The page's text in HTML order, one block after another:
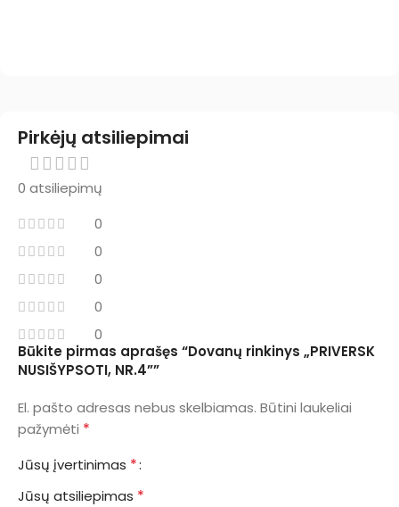
Pirkėjų atsiliepimai
0 atsiliepimų
0
0
0
0
0
Būkite pirmas aprašęs “Dovanų rinkinys „PRIVERSK
NUSIŠYPSOTI, NR.4””
El. pašto adresas nebus skelbiamas. Būtini laukeliai
pažymėti *
Jūsų įvertinimas *
Jūsų atsiliepimas *